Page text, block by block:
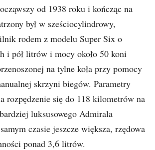
od 1938 roku i kończąc na
był w sześciocylindrowy,
rodem z modelu Super Six o
i pół litrów i mocy około 50 koni
na tylne koła przy pomocy
skrzyni biegów. Parametry
rozpędzenie się do 118 kilometrów na
luksusowego Admirala
czasie jeszcze większa, rzędowa
ponad 3,6 litrów.